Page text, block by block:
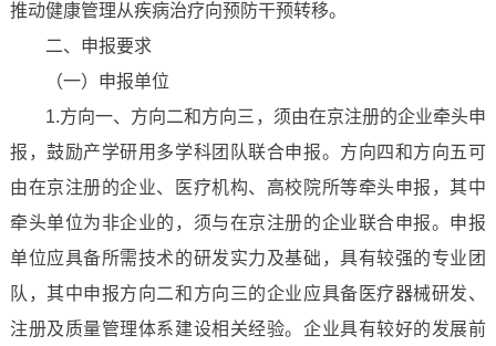
推动健康管理从疾病治疗向预防干预转移。
二、申报要求
（一）申报单位
1.方向一、方向二和方向三，须由在京注册的企业牵头申
报，鼓励产学研用多学科团队联合申报。方向四和方向五可
由在京注册的企业、医疗机构、高校院所等牵头申报，其中
牵头单位为非企业的，须与在京注册的企业联合申报。申报
单位应具备所需技术的研发实力及基础，具有较强的专业团
队，其中申报方向二和方向三的企业应具备医疗器械研发、
注册及质量管理体系建设相关经验。企业具有较好的发展前